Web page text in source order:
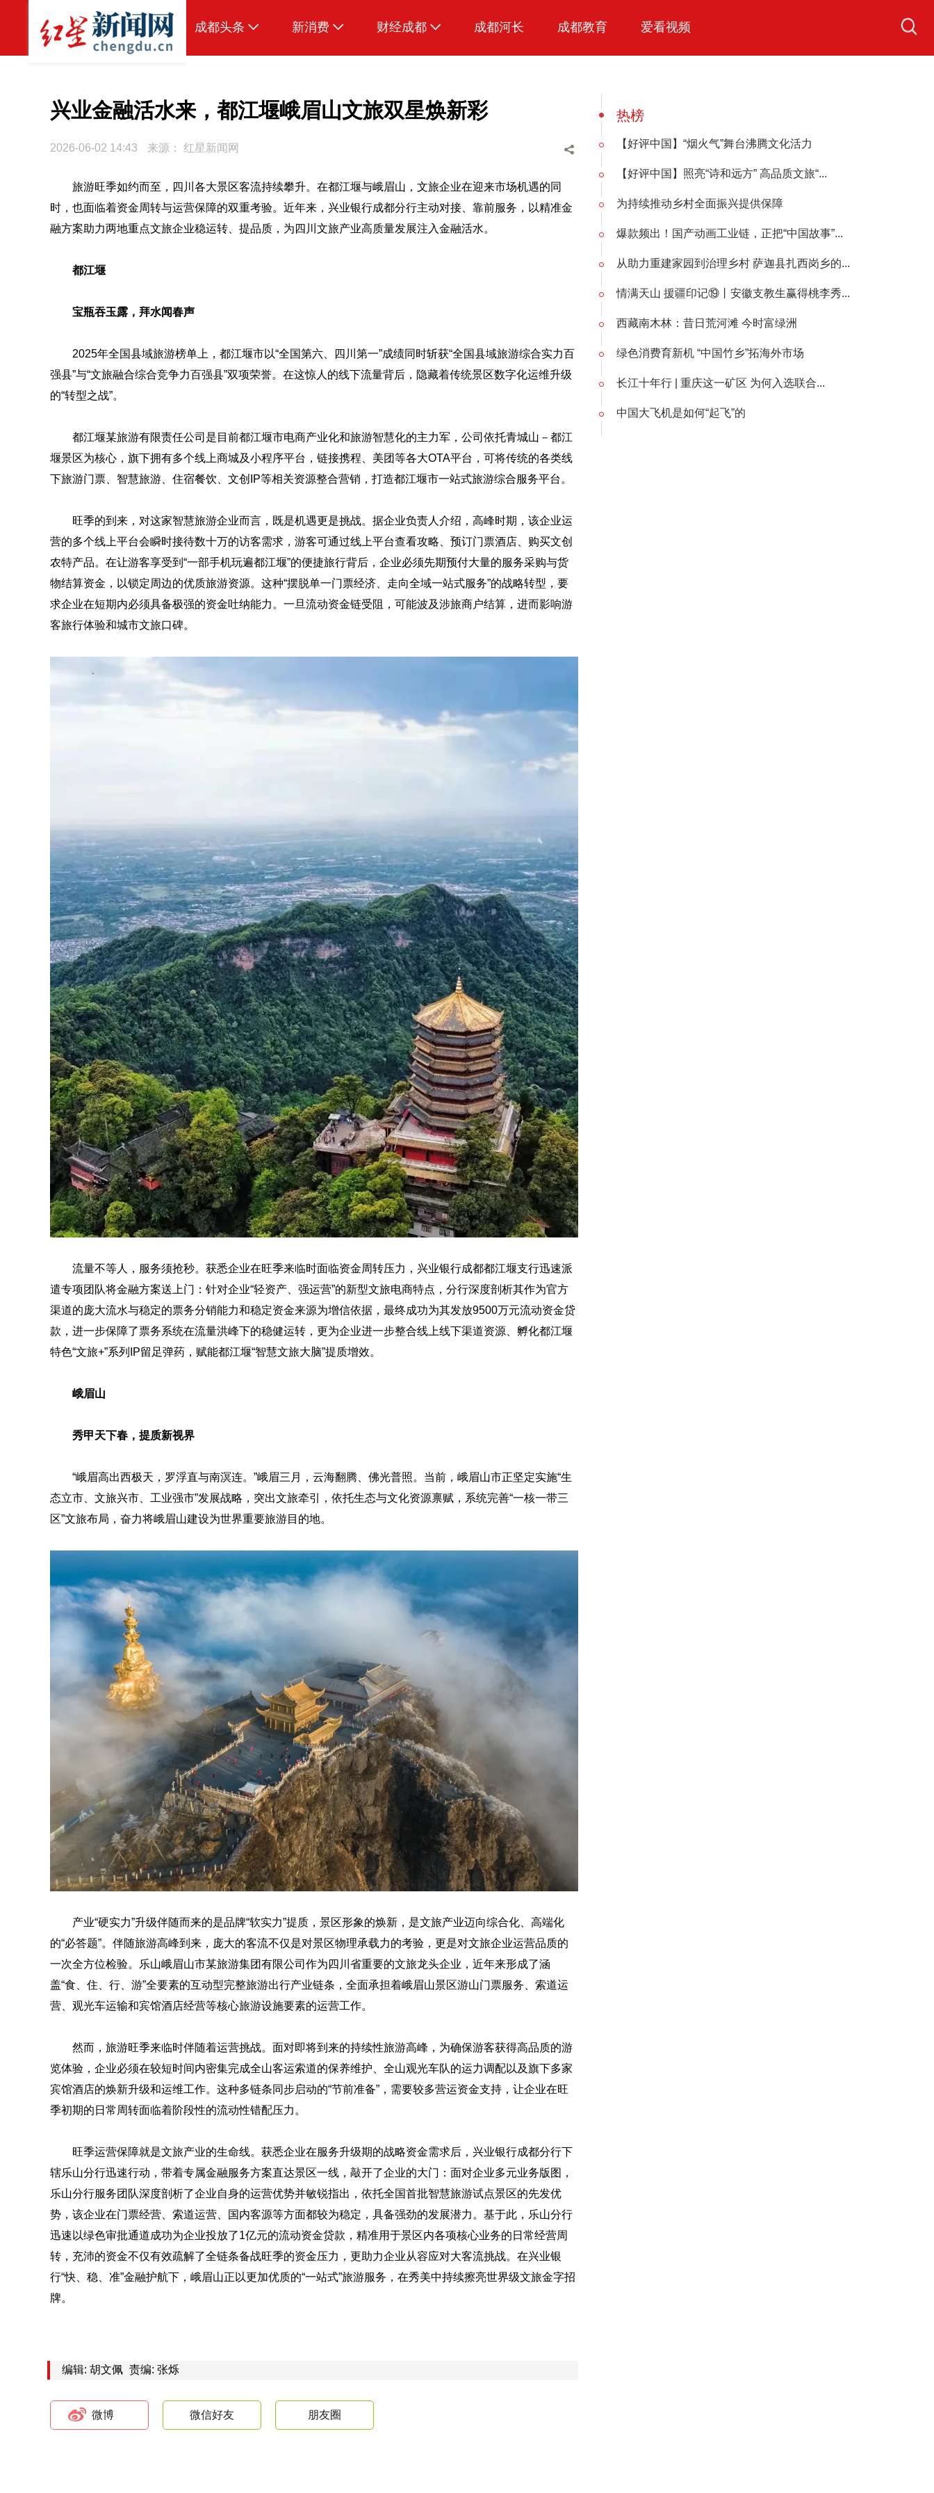
成都头条
本地
热点专题
新消费 财经成都 成都河长 成都教育 爱看视频
兴业金融活水来，都江堰峨眉山文旅双星焕新彩
2026-06-02 14:43 来源： 红星新闻网
旅游旺季如约而至，四川各大景区客流持续攀升。在都江堰与峨眉山，文旅企业在迎来市场机遇的同
时，也面临着资金周转与运营保障的双重考验。近年来，兴业银行成都分行主动对接、靠前服务，以精准金
融方案助力两地重点文旅企业稳运转、提品质，为四川文旅产业高质量发展注入金融活水。
都江堰
宝瓶吞玉露，拜水闻春声
2025年全国县域旅游榜单上，都江堰市以“全国第六、四川第一”成绩同时斩获“全国县域旅游综合实力百
强县”与“文旅融合综合竞争力百强县”双项荣誉。在这惊人的线下流量背后，隐藏着传统景区数字化运维升级
的“转型之战”。
都江堰某旅游有限责任公司是目前都江堰市电商产业化和旅游智慧化的主力军，公司依托青城山－都江
堰景区为核心，旗下拥有多个线上商城及小程序平台，链接携程、美团等各大OTA平台，可将传统的各类线
下旅游门票、智慧旅游、住宿餐饮、文创IP等相关资源整合营销，打造都江堰市一站式旅游综合服务平台。
旺季的到来，对这家智慧旅游企业而言，既是机遇更是挑战。据企业负责人介绍，高峰时期，该企业运
营的多个线上平台会瞬时接待数十万的访客需求，游客可通过线上平台查看攻略、预订门票酒店、购买文创
农特产品。在让游客享受到“一部手机玩遍都江堰”的便捷旅行背后，企业必须先期预付大量的服务采购与货
物结算资金，以锁定周边的优质旅游资源。这种“摆脱单一门票经济、走向全域一站式服务”的战略转型，要
求企业在短期内必须具备极强的资金吐纳能力。一旦流动资金链受阻，可能波及涉旅商户结算，进而影响游
客旅行体验和城市文旅口碑。
流量不等人，服务须抢秒。获悉企业在旺季来临时面临资金周转压力，兴业银行成都都江堰支行迅速派
遣专项团队将金融方案送上门：针对企业“轻资产、强运营”的新型文旅电商特点，分行深度剖析其作为官方
渠道的庞大流水与稳定的票务分销能力和稳定资金来源为增信依据，最终成功为其发放9500万元流动资金贷
款，进一步保障了票务系统在流量洪峰下的稳健运转，更为企业进一步整合线上线下渠道资源、孵化都江堰
特色“文旅+”系列IP留足弹药，赋能都江堰“智慧文旅大脑”提质增效。
峨眉山
秀甲天下春，提质新视界
“峨眉高出西极天，罗浮直与南溟连。”峨眉三月，云海翻腾、佛光普照。当前，峨眉山市正坚定实施“生
态立市、文旅兴市、工业强市”发展战略，突出文旅牵引，依托生态与文化资源禀赋，系统完善“一核一带三
区”文旅布局，奋力将峨眉山建设为世界重要旅游目的地。
产业“硬实力”升级伴随而来的是品牌“软实力”提质，景区形象的焕新，是文旅产业迈向综合化、高端化
的“必答题”。伴随旅游高峰到来，庞大的客流不仅是对景区物理承载力的考验，更是对文旅企业运营品质的
一次全方位检验。乐山峨眉山市某旅游集团有限公司作为四川省重要的文旅龙头企业，近年来形成了涵
盖“食、住、行、游”全要素的互动型完整旅游出行产业链条，全面承担着峨眉山景区游山门票服务、索道运
营、观光车运输和宾馆酒店经营等核心旅游设施要素的运营工作。
然而，旅游旺季来临时伴随着运营挑战。面对即将到来的持续性旅游高峰，为确保游客获得高品质的游
览体验，企业必须在较短时间内密集完成全山客运索道的保养维护、全山观光车队的运力调配以及旗下多家
宾馆酒店的焕新升级和运维工作。这种多链条同步启动的“节前准备”，需要较多营运资金支持，让企业在旺
季初期的日常周转面临着阶段性的流动性错配压力。
旺季运营保障就是文旅产业的生命线。获悉企业在服务升级期的战略资金需求后，兴业银行成都分行下
辖乐山分行迅速行动，带着专属金融服务方案直达景区一线，敲开了企业的大门：面对企业多元业务版图，
乐山分行服务团队深度剖析了企业自身的运营优势并敏锐指出，依托全国首批智慧旅游试点景区的先发优
势，该企业在门票经营、索道运营、国内客源等方面都较为稳定，具备强劲的发展潜力。基于此，乐山分行
迅速以绿色审批通道成功为企业投放了1亿元的流动资金贷款，精准用于景区内各项核心业务的日常经营周
转，充沛的资金不仅有效疏解了全链条备战旺季的资金压力，更助力企业从容应对大客流挑战。在兴业银
行“快、稳、准”金融护航下，峨眉山正以更加优质的“一站式”旅游服务，在秀美中持续擦亮世界级文旅金字招
牌。
编辑: 胡文佩 责编: 张烁
微博 微信好友 朋友圈
热榜
【好评中国】“烟火气”舞台沸腾文化活力
【好评中国】照亮“诗和远方” 高品质文旅“...
为持续推动乡村全面振兴提供保障
爆款频出！国产动画工业链，正把“中国故事”...
从助力重建家园到治理乡村 萨迦县扎西岗乡的...
情满天山 援疆印记⑲丨安徽支教生赢得桃李秀...
西藏南木林：昔日荒河滩 今时富绿洲
绿色消费育新机 “中国竹乡”拓海外市场
长江十年行 | 重庆这一矿区 为何入选联合...
中国大飞机是如何“起飞”的